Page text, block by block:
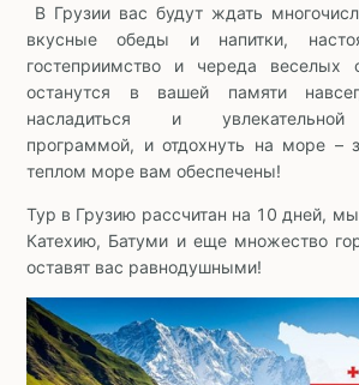
В Грузии вас будут ждать
вкусные обеды и напитки,
гостеприимство и череда веселых
останутся в вашей памяти
насладиться и увлекательной
программой, и отдохнуть на море –
теплом море вам обеспечены!
Тур в Грузию рассчитан на 10 дней,
Катехию, Батуми и еще множество
оставят вас равнодушными!